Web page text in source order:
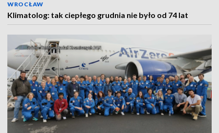
WROCŁAW
Klimatolog: tak ciepłego grudnia nie było od 74 lat